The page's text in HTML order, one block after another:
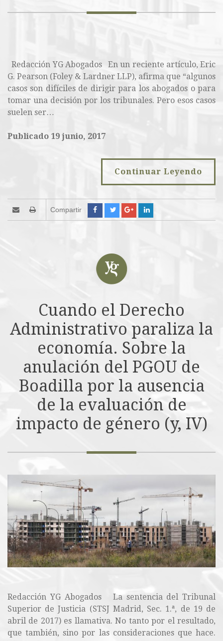
Redacción YG Abogados En un reciente artículo, Eric
G. Pearson (Foley & Lardner LLP), afirma que “algunos
casos son difíciles de dirigir para los abogados o para
tomar una decisión por los tribunales. Pero esos casos
suelen ser…
Publicado 19 junio, 2017
Continuar Leyendo
Compartir
Cuando el Derecho
Administrativo paraliza la
economía. Sobre la
anulación del PGOU de
Boadilla por la ausencia
de la evaluación de
impacto de género (y, IV)
Redacción YG Abogados La sentencia del Tribunal
Superior de Justicia (STSJ Madrid, Sec. 1.ª, de 19 de
abril de 2017) es llamativa. No tanto por el resultado,
que también, sino por las consideraciones que hace.